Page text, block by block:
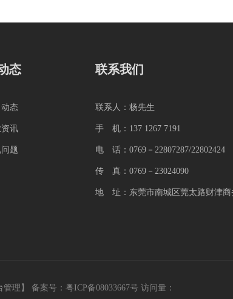
态
态
讯
题
联系我们
联系人：杨先生
手 机：137 1267 7191
电 话：0769－22807287/22802424
传 真：0769－23024090
地 址：东莞市南城区莞太路财津商
管理 】 备案号：粤ICP备08033667号 访问量：